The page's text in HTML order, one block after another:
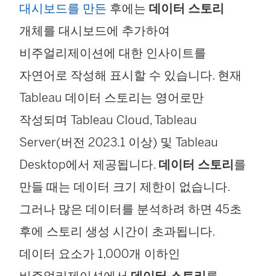
새
창
에
서
열
림
)
대시보드를 만든 후에는 데이터 스토리
개체를 대시보드에 추가하여
비주얼리제이션에 대한 인사이트를
자연어로 작성해 표시할 수 있습니다. 현재
Tableau 데이터 스토리는 영어로만
작성되며 Tableau Cloud,Tableau
Server(버전 2023.1 이상) 및 Tableau
Desktop에서 제공됩니다. 데이터 스토리를
만들 때는 데이터 크기 제한이 없습니다.
그러나 많은 데이터를 분석하려 하면 45초
후에 스토리 생성 시간이 초과됩니다.
데이터 요소가 1,000개 이하인